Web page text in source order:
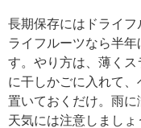
長期保存にはドライ
ライフルーツなら半
す。やり方は、薄くス
に干しかごに入れて
置いておくだけ。雨に
天気には注意しましょ